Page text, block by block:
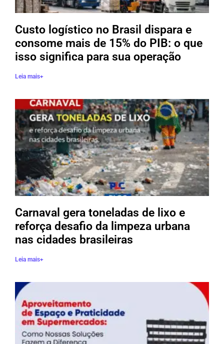
Custo logístico no Brasil dispara e
consome mais de 15% do PIB: o que
isso significa para sua operação
Leia mais+
Carnaval gera toneladas de lixo e
reforça desafio da limpeza urbana
nas cidades brasileiras
Leia mais+